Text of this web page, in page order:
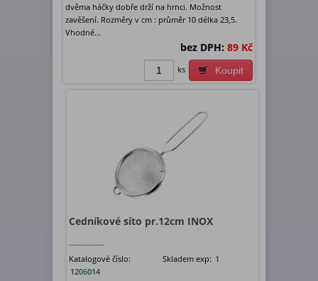
dvěma háčky dobře drží na hrnci. Možnost
zavěšení. Rozměry v cm : průměr 10 délka 23,5.
Vhodné...
bez DPH: 89 Kč
Koupit
ks
Cedníkové síto pr.12cm INOX
Katalogové číslo:
1206014
Skladem exp: 1